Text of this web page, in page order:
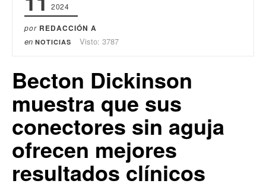
2024
por REDACCIÓN A
en NOTICIAS Visto: 3787
Becton Dickinson
muestra que sus
conectores sin aguja
ofrecen mejores
resultados clínicos